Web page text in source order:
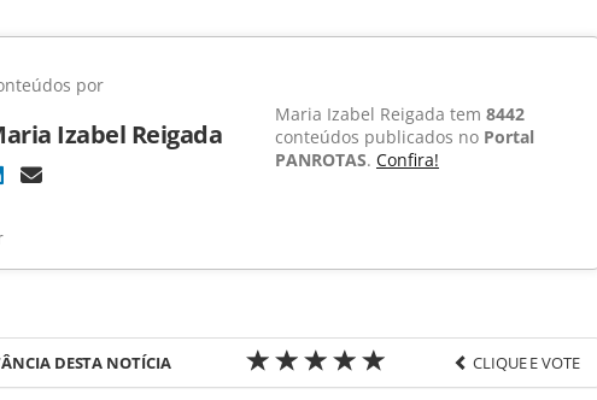
por
Izabel Reigada
Maria Izabel Reigada tem 8442
conteúdos publicados no Portal
PANROTAS. Confira!
DESTA NOTÍCIA CLIQUE E VOTE